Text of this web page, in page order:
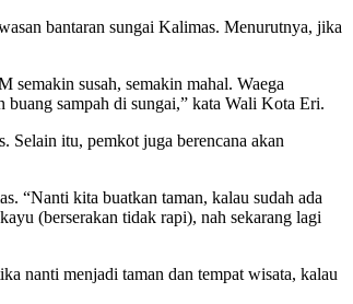
bantaran sungai Kalimas. Menurutnya, jika
susah, semakin mahal. Waega
sampah di sungai,” kata Wali Kota Eri.
Selain itu, pemkot juga berencana akan
“Nanti kita buatkan taman, kalau sudah ada
(berserakan tidak rapi), nah sekarang lagi
nanti menjadi taman dan tempat wisata, kalau